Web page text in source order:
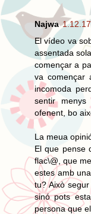
Najwa 1.12.17
El vídeo va
assentada
començar a
va començar
incomoda
sentir
ofenent, bo
La meua
El que pense
flac\@, que
estes amb
tu? Això
sinó pots
persona que